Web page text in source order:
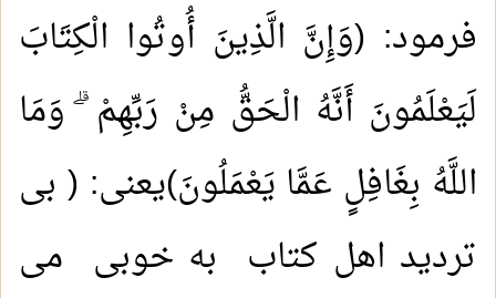
فرمود: (وَإِنَّ الَّذِينَ أُوتُوا الْكِتَابَ
لَيَعْلَمُونَ أَنَّهُ الْحَقُّ مِنْ رَبِّهِمْ ۗ وَمَا
اللَّهُ بِغَافِلٍ عَمَّا يَعْمَلُونَ)يعنى: ( بی
تردید اهل کتاب به خوبی می